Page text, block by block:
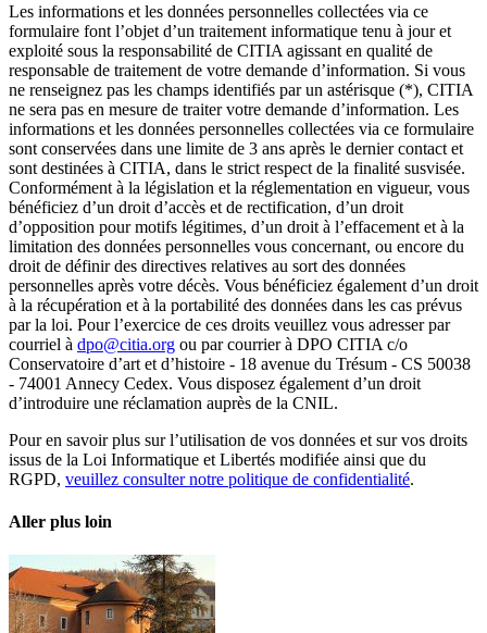
Les informations et les données personnelles collectées via ce
formulaire font l’objet d’un traitement informatique tenu à jour et
exploité sous la responsabilité de CITIA agissant en qualité de
responsable de traitement de votre demande d’information. Si vous
ne renseignez pas les champs identifiés par un astérisque (*), CITIA
ne sera pas en mesure de traiter votre demande d’information. Les
informations et les données personnelles collectées via ce formulaire
sont conservées dans une limite de 3 ans après le dernier contact et
sont destinées à CITIA, dans le strict respect de la finalité susvisée.
Conformément à la législation et la réglementation en vigueur, vous
bénéficiez d’un droit d’accès et de rectification, d’un droit
d’opposition pour motifs légitimes, d’un droit à l’effacement et à la
limitation des données personnelles vous concernant, ou encore du
droit de définir des directives relatives au sort des données
personnelles après votre décès. Vous bénéficiez également d’un droit
à la récupération et à la portabilité des données dans les cas prévus
par la loi. Pour l’exercice de ces droits veuillez vous adresser par
courriel à dpo@citia.org ou par courrier à DPO CITIA c/o
Conservatoire d’art et d’histoire - 18 avenue du Trésum - CS 50038
- 74001 Annecy Cedex. Vous disposez également d’un droit
d’introduire une réclamation auprès de la CNIL.
Pour en savoir plus sur l’utilisation de vos données et sur vos droits
issus de la Loi Informatique et Libertés modifiée ainsi que du
RGPD, veuillez consulter notre politique de confidentialité.
Aller plus loin